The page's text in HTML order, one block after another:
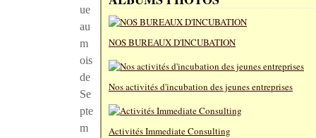
ue
au
m
ois
de
Se
pte
m
NOS BUREAUX D'INCUBATION
Nos activités d'incubation des jeunes entreprises
Activités Immediate Consulting